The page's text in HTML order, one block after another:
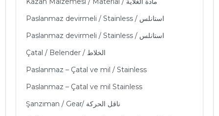
Paslanmaz devirmeli / Stainless / استانلس
Paslanmaz devirmeli / Stainless / استانلس
Çatal / Belender / الخلاط
Paslanmaz – Çatal ve mil / Stainless
Paslanmaz – Çatal ve mil Stainless
Şanzıman / Gear/ ناقل الحركة